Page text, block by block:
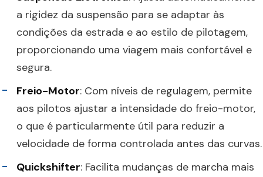
a rigidez da suspensão para se adaptar às
condições da estrada e ao estilo de pilotagem,
proporcionando uma viagem mais confortável e
segura.
Freio-Motor: Com níveis de regulagem, permite
aos pilotos ajustar a intensidade do freio-motor,
o que é particularmente útil para reduzir a
velocidade de forma controlada antes das curvas.
Quickshifter: Facilita mudanças de marcha mais